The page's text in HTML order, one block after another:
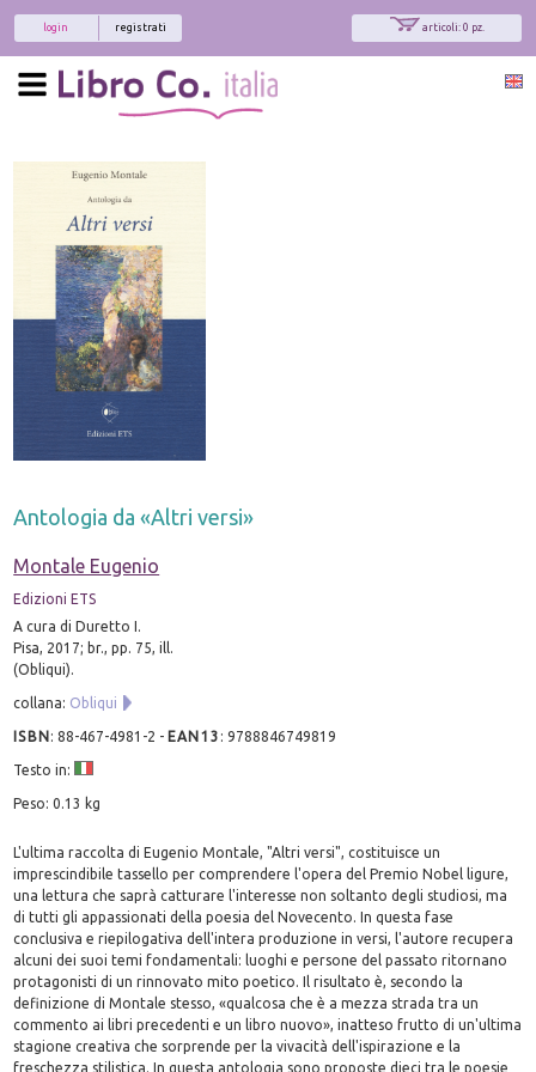
articoli: 0 pz.
registrati
login
Antologia da «Altri versi»
Montale Eugenio
Edizioni ETS
A cura di Duretto I.
Pisa, 2017; br., pp. 75, ill.
(Obliqui).
collana: Obliqui
ISBN:88-467-4981-2 - EAN13 :9788846749819
Testo in:
Peso: 0.13 kg
L'ultima raccolta di Eugenio Montale, "Altri versi", costituisce un
imprescindibile tassello per comprendere l'opera del Premio Nobel ligure,
una lettura che saprà catturare l'interesse non soltanto degli studiosi, ma
di tutti gli appassionati della poesia del Novecento. In questa fase
conclusiva e riepilogativa dell'intera produzione in versi, l'autore recupera
alcuni dei suoi temi fondamentali: luoghi e persone del passato ritornano
protagonisti di un rinnovato mito poetico. Il risultato è, secondo la
definizione di Montale stesso, «qualcosa che è a mezza strada tra un
commento ai libri precedenti e un libro nuovo», inatteso frutto di un'ultima
stagione creativa che sorprende per la vivacità dell'ispirazione e la
freschezza stilistica. In questa antologia sono proposte dieci tra le poesie